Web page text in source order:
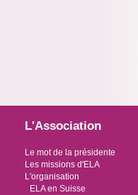
L'Association
Le mot de la présidente
Les missions d'ELA
L'organisation
ELA en Suisse